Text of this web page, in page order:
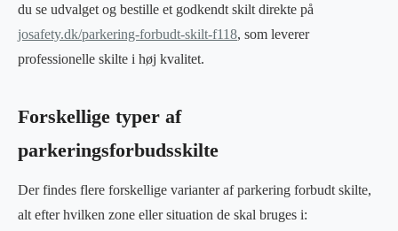
du se udvalget og bestille et godkendt skilt direkte på
josafety.dk/parkering-forbudt-skilt-f118, som leverer
professionelle skilte i høj kvalitet.
Forskellige typer af
parkeringsforbudsskilte
Der findes flere forskellige varianter af parkering forbudt skilte,
alt efter hvilken zone eller situation de skal bruges i: